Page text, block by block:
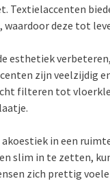
Textielaccenten
deze tot
esthetiek
zijn veelzijdig
filteren tot
in een
slim in te zetten,
zich prettig